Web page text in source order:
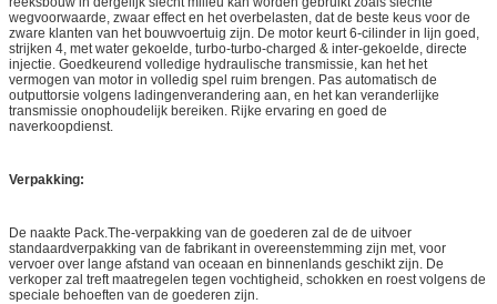
wegvoorwaarde, zwaar effect en het overbelasten, dat de beste keus voor de
zware klanten van het bouwvoertuig zijn. De motor keurt 6-cilinder in lijn goed,
strijken 4, met water gekoelde, turbo-turbo-charged & inter-gekoelde, directe
injectie. Goedkeurend volledige hydraulische transmissie, kan het het
vermogen van motor in volledig spel ruim brengen. Pas automatisch de
outputtorsie volgens ladingenverandering aan, en het kan veranderlijke
transmissie onophoudelijk bereiken. Rijke ervaring en goed de
naverkoopdienst.
Verpakking:
De naakte Pack.The-verpakking van de goederen zal de de uitvoer
standaardverpakking van de fabrikant in overeenstemming zijn met, voor
vervoer over lange afstand van oceaan en binnenlands geschikt zijn. De
verkoper zal treft maatregelen tegen vochtigheid, schokken en roest volgens de
speciale behoeften van de goederen zijn.